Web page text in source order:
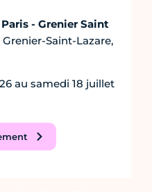
- Grenier Saint
Saint-Lazare,
au samedi 18 juillet